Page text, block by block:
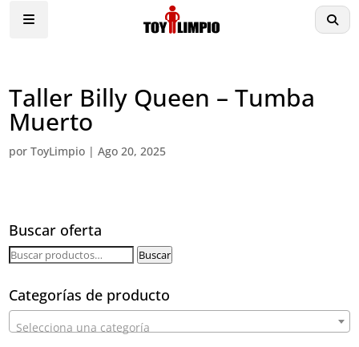
Taller Billy Queen – Tumba
Muerto
porToyLimpio |Ago 20, 2025
Buscar oferta
Buscar
Buscar
Categorías de producto
Selecciona una categoría